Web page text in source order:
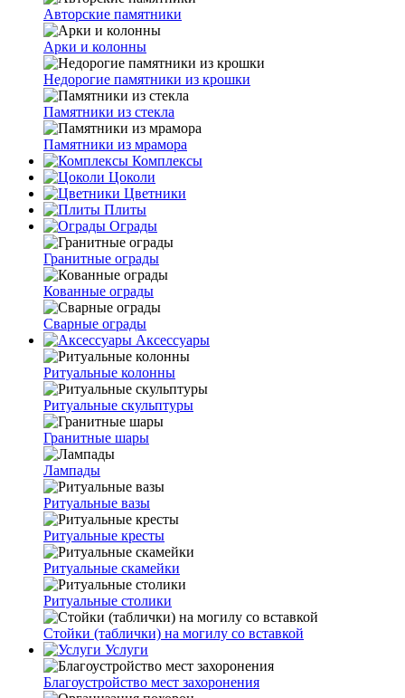
Авторские памятники
Арки и колонны
Недорогие памятники из крошки
Памятники из стекла
Памятники из мрамора
Комплексы
Цоколи
Цветники
Плиты
Ограды
Гранитные ограды
Кованные ограды
Сварные ограды
Аксессуары
Ритуальные колонны
Ритуальные скульптуры
Гранитные шары
Лампады
Ритуальные вазы
Ритуальные кресты
Ритуальные скамейки
Ритуальные столики
Стойки (таблички) на могилу со вставкой
Услуги
Благоустройство мест захоронения